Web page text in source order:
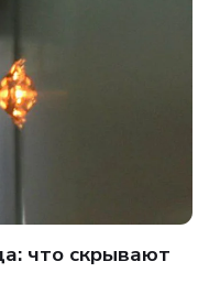
что скрывают